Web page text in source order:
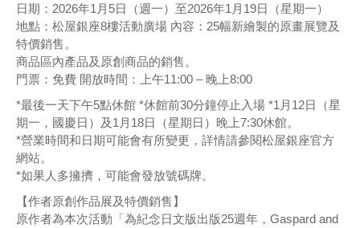
日期：2026年1月5日（週一）至2026年1月19日（星期一）
地點：松屋銀座8樓活動廣場 內容：25幅新繪製的原畫展覽及
特價銷售。
商品區內產品及原創商品的銷售。
門票：免費 開放時間：上午11:00 – 晚上8:00
*最後一天下午5點休館 *休館前30分鐘停止入場 *1月12日（星
期一，國慶日）及1月18日（星期日）晚上7:30休館。
*營業時間和日期可能會有所變更，詳情請參閱松屋銀座官方
網站。
*如果人多擁擠，可能會發放號碼牌。
【作者原創作品展及特價銷售】
原作者為本次活動「為紀念日文版出版25週年，Gaspard and